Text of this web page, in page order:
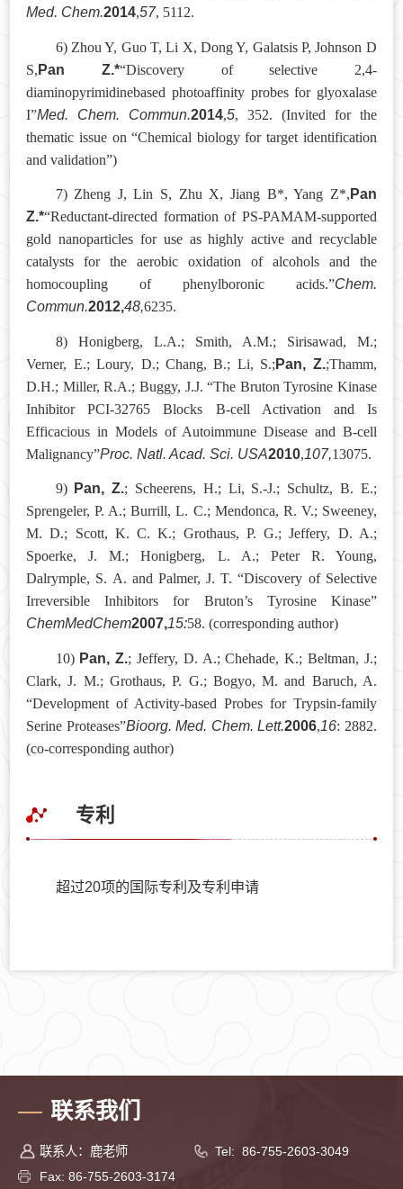
Med. Chem.2014,57, 5112.
6)Zhou Y, Guo T, Li X, Dong Y, Galatsis P, Johnson D
S,Pan Z.*“Discovery of selective 2,4-
diaminopyrimidinebased photoaffinity probes for glyoxalase
I”Med. Chem. Commun.2014,5, 352. (Invited for the
thematic issue on “Chemical biology for target identification
and validation”)
7)Zheng J, Lin S, Zhu X, Jiang B*, Yang Z*,Pan
Z.*“Reductant-directed formation of PS-PAMAM-supported
gold nanoparticles for use as highly active and recyclable
catalysts for the aerobic oxidation of alcohols and the
homocoupling of phenylboronic acids.”Chem.
Commun.2012,48,6235.
8)
Honigberg, L.A.; Smith, A.M.; Sirisawad, M.;
Verner, E.; Loury, D.; Chang, B.; Li, S.;Pan, Z.;Thamm,
D.H.; Miller, R.A.; Buggy, J.J. “The Bruton Tyrosine Kinase
Inhibitor PCI-32765 Blocks B-cell Activation and Is
Efficacious in Models of Autoimmune Disease and B-cell
Malignancy”Proc. Natl. Acad. Sci. USA2010,107,13075.
9) Pan, Z.; Scheerens, H.; Li, S.-J.; Schultz, B. E.;
Sprengeler, P. A.; Burrill, L. C.; Mendonca, R. V.; Sweeney,
M. D.; Scott, K. C. K.; Grothaus, P. G.; Jeffery, D. A.;
Spoerke, J. M.; Honigberg, L. A.; Peter R. Young,
Dalrymple, S. A. and Palmer, J. T. “Discovery of Selective
Irreversible Inhibitors for Bruton’s Tyrosine Kinase”
ChemMedChem2007,15:58. (corresponding author)
10) Pan, Z.; Jeffery, D. A.; Chehade, K.; Beltman, J.;
Clark, J. M.; Grothaus, P. G.; Bogyo, M. and Baruch, A.
“Development of Activity-based Probes for Trypsin-family
Serine Proteases”Bioorg. Med. Chem. Lett.2006,16: 2882.
(co-corresponding author)
专利
超过20项的国际专利及专利申请
联系我们
联系人：鹿老师
Tel: 86-755-2603-3049
Fax: 86-755-2603-3174